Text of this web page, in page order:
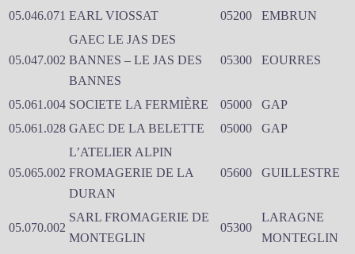
05.046.071 EARL VIOSSAT 05200 EMBRUN
05.047.002
GAEC LE JAS DES
BANNES – LE JAS DES
BANNES
05300 EOURRES
05.061.004 SOCIETE LA FERMIÈRE 05000
GAP
05.061.028 GAEC DE LA BELETTE 05000 GAP
05.065.002
L’ATELIER ALPIN
FROMAGERIE DE LA
DURAN
05600 GUILLESTRE
05.070.002
SARL FROMAGERIE DE
MONTEGLIN
05300
LARAGNE
MONTEGLIN